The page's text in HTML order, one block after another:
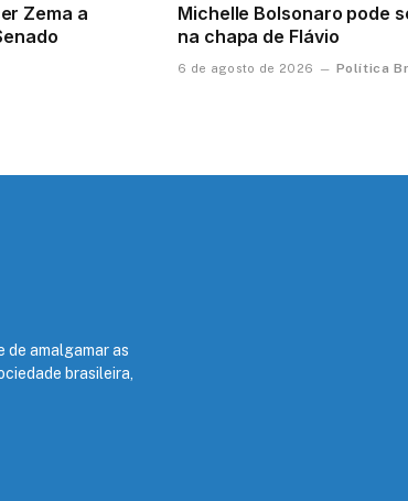
Zema a
Michelle Bolsonaro pode
na chapa de Flávio
6 de agosto de 2026 Política
de amalgamar as
brasileira,